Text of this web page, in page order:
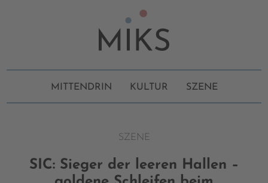
MITTENDRIN KULTUR SZENE
SZENE
SIC: Sieger der leeren Hallen –